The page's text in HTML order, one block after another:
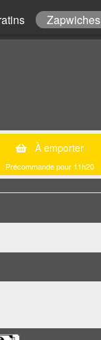
Zapwiches
À emporter
Précommande pour 11h20